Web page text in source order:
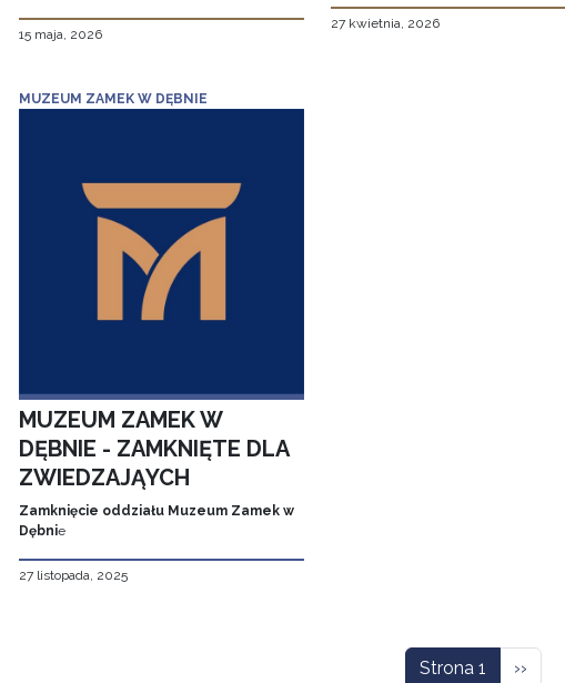
15 maja, 2026
27 kwietnia, 2026
MUZEUM ZAMEK W DĘBNIE
MUZEUM ZAMEK W
DĘBNIE - ZAMKNIĘTE DLA
ZWIEDZAJĄYCH
Zamknięcie oddziału Muzeum Zamek w
Dębnie
27 listopada, 2025
Strona 1 ››